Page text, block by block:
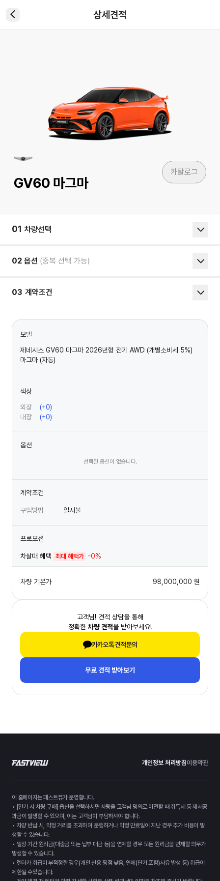
상세견적
GV60 마그마
카탈로그
01 차량선택
02 옵션 (중복 선택 가능)
03 계약조건
모델
제네시스 GV60 마그마 2026년형 전기 AWD (개별소비세 5%)
마그마 (자동)
색상
외장
(+0)
내장
(+0)
옵션
선택된 옵션이 없습니다.
계약조건
구입방법 일시불
프로모션
차살때 혜택 최대 혜택가 -0%
차량 기본가 98,000,000 원
고객님! 견적 상담을 통해
정확한 차량 견적을 받아보세요!
카카오톡 견적문의
무료 견적 받아보기
개인정보 처리방침이용약관
이 홈페이지는 패스트뷰가 운영합니다.
• [만기 시 차량 구매] 옵션을 선택하시면 차량을 고객님 명의로 이전할 때 취득세 등 제세공
과금이 발생할 수 있으며, 이는 고객님이 부담하셔야 합니다.
• 차량 반납 시, 약정 거리를 초과하여 운행하거나 약정 만료일이 지난 경우 추가 비용이 발
생할 수 있습니다.
• 일정 기간 원리금(대출금 또는 납부 대금 등)을 연체할 경우 모든 원리금을 변제할 의무가
발생할 수 있습니다.
• 렌터카 취급이 부적정한 경우(개인 신용 평점 낮음, 연체(단기 포함)사유 발생 등) 취급이
제한될 수있습니다.